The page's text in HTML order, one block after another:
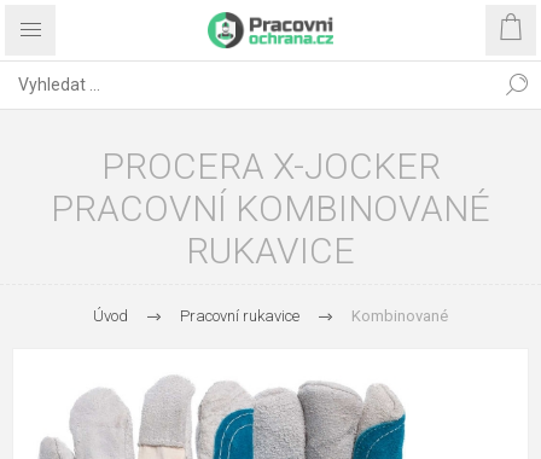
PROCERA X-JOCKER
PRACOVNÍ KOMBINOVANÉ
RUKAVICE
Úvod Pracovní rukavice Kombinované